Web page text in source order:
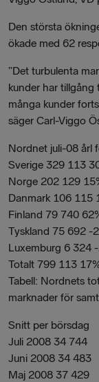
Den största
ökade med 62
”Det turbulenta
kunder har tillgång
många kunder
säger Carl-Viggo
Nordnet juli-08 årl
Sverige 329 113
Norge 202 129
Danmark 106 115
Finland 79 740
Tyskland 75 692 -
Luxemburg 6 324
Totalt 799 113
Tabell: Nordnets
marknader för
Snitt per börsdag
Juli 2008 34 744
Juni 2008 34 483
Maj 2008 37 429